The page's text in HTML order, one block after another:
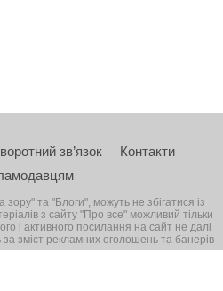
зв’язок
Контакти
зору" та "Блоги", можуть не збігатися із
з сайту "Про все" можливий тільки
і активного посилання на сайт не далі
за зміст рекламних оголошень та банерів